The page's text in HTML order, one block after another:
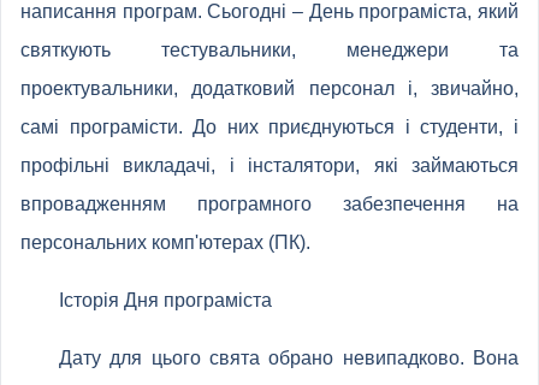
написання програм. Сьогодні – День програміста, який
святкують тестувальники, менеджери та
проектувальники, додатковий персонал і, звичайно,
самі програмісти. До них приєднуються і студенти, і
профільні викладачі, і інсталятори, які займаються
впровадженням програмного забезпечення на
персональних комп'ютерах (ПК).
Історія Дня програміста
Дату для цього свята обрано невипадково. Вона